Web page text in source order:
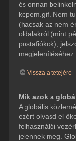
és onnan
kepem.gif. Nem
(hacsak az nem
oldalakról (mint
postafiókok),
megjelenítéséhez
Vissza a tetejére
Mik azok a
A globális
ezért olvasd el
felhasználói
jelennek meg.